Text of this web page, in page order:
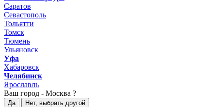
Саратов
Севастополь
Тольятти
Томск
Тюмень
Ульяновск
Уфа
Хабаровск
Челябинск
Ярославль
Ваш город - Москва ?
Да Нет, выбрать другой